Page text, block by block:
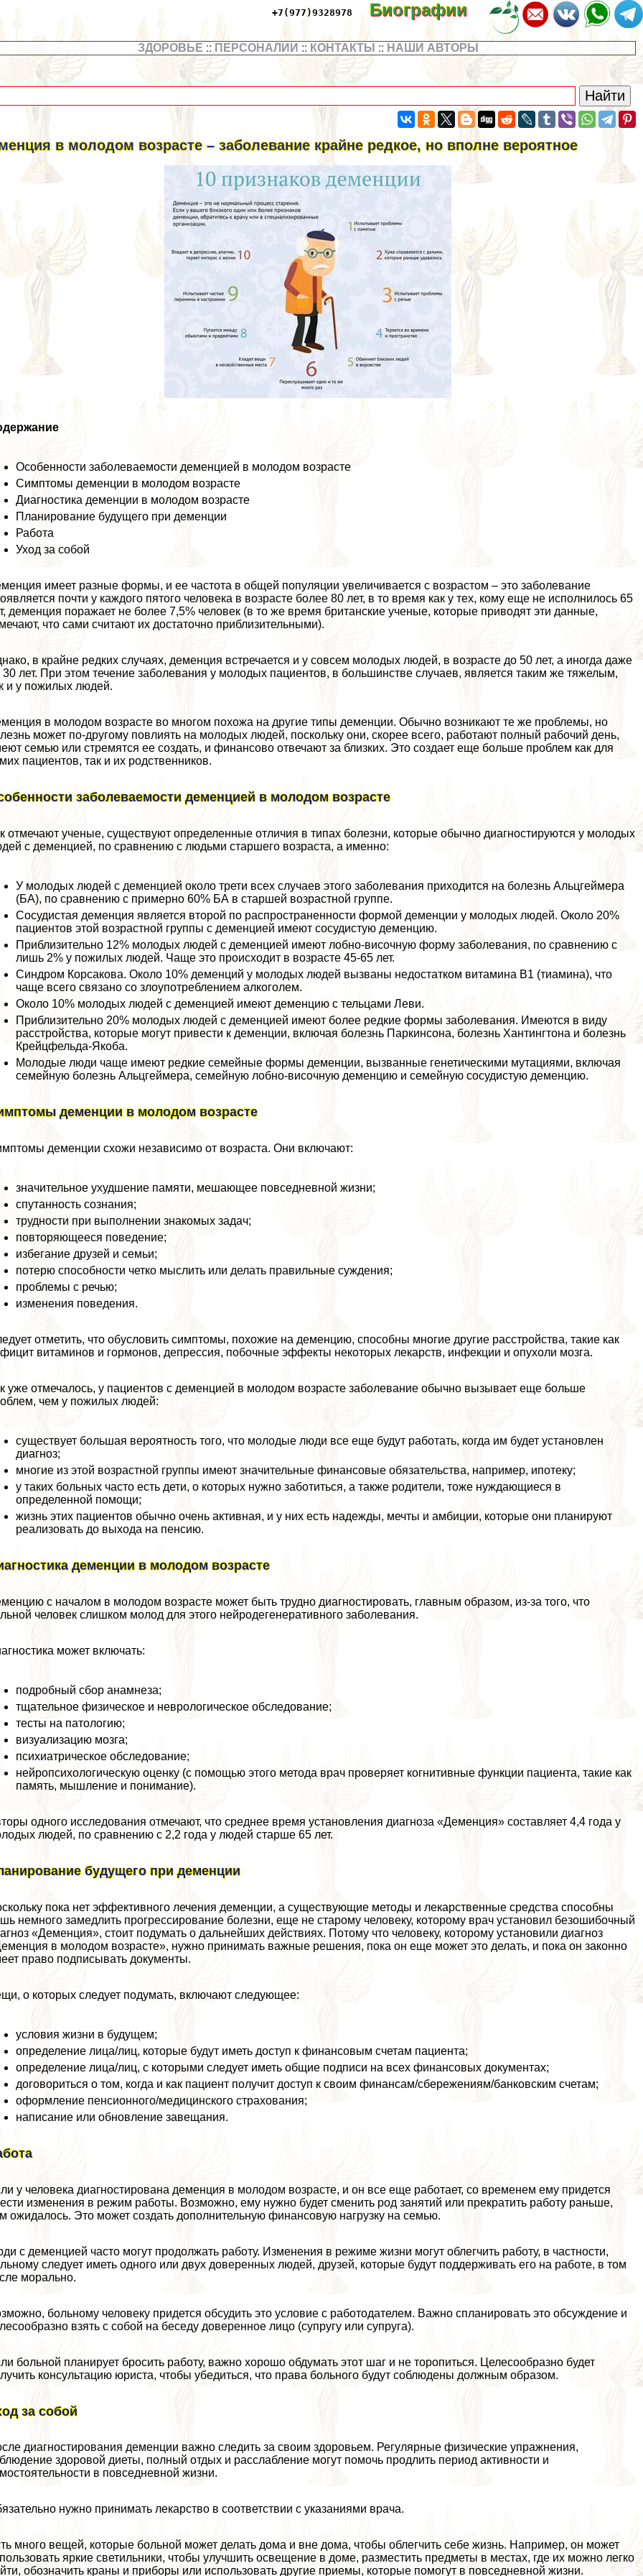
+7(977)9328978 Биографии
ЗДОРОВЬЕ :: ПЕРСОНАЛИИ :: КОНТАКТЫ :: НАШИ АВТОРЫ
в молодом возрасте – заболевание крайне редкое, но вполне вероятное
Особенности заболеваемости деменцией в молодом возрасте
Симптомы деменции в молодом возрасте
Диагностика деменции в молодом возрасте
Планирование будущего при деменции
Работа
Уход за собой
имеет разные формы, и ее частота в общей популяции увеличивается с возрастом – это заболевание
почти у каждого пятого человека в возрасте более 80 лет, в то время как у тех, кому еще не исполнилось 65
деменция поражает не более 7,5% человек (в то же время британские ученые, которые приводят эти данные,
что сами считают их достаточно приблизительными).
в крайне редких случаях, деменция встречается и у совсем молодых людей, в возрасте до 50 лет, а иногда даже
30 лет. При этом течение заболевания у молодых пациентов, в большинстве случаев, является таким же тяжелым,
и у пожилых людей.
в молодом возрасте во многом похожа на другие типы деменции. Обычно возникают те же проблемы, но
может по-другому повлиять на молодых людей, поскольку они, скорее всего, работают полный рабочий день,
семью или стремятся ее создать, и финансово отвечают за близких. Это создает еще больше проблем как для
пациентов, так и их родственников.
заболеваемости деменцией в молодом возрасте
отмечают ученые, существуют определенные отличия в типах болезни, которые обычно диагностируются у молодых
с деменцией, по сравнению с людьми старшего возраста, а именно:
У молодых людей с деменцией около трети всех случаев этого заболевания приходится на болезнь Альцгeймера
(БА), по сравнению с примерно 60% БА в старшей возрастной группе.
Сосудистая деменция является второй по распространенности формой деменции у молодых людей. Около 20%
пациентов этой возрастной группы с деменцией имеют сосудистую деменцию.
Приблизительно 12% молодых людей с деменцией имеют лобно-височную форму заболевания, по сравнению с
лишь 2% у пожилых людей. Чаще это происходит в возрасте 45-65 лет.
Синдром Корсакова. Около 10% деменций у молодых людей вызваны недостатком витамина B1 (тиамина), что
чаще всего связано со злоупотрeблением алкоголем.
Около 10% молодых людей с деменцией имеют деменцию с тельцами Леви.
Приблизительно 20% молодых людей с деменцией имеют более редкие формы заболевания. Имеются в виду
расстройства, которые могут привести к деменции, включая болезнь Паркинсона, болезнь Хантингтона и болезнь
Крейцфельда-Якоба.
Молодые люди чаще имеют редкие семейные формы деменции, вызванные генетическими мутациями, включая
семейную болезнь Альцгeймера, семейную лобно-височную деменцию и семейную сосудистую деменцию.
деменции в молодом возрасте
деменции схожи независимо от возраста. Они включают:
значительное ухудшение памяти, мешающее повседневной жизни;
спyтaнность сознания;
трудности при выполнении знакомых задач;
повторяющееся поведение;
избегание друзей и семьи;
потерю способности четко мыслить или делать правильные суждения;
проблемы с речью;
изменения поведения.
отметить, что обусловить симптомы, похожие на деменцию, способны многие другие расстройства, такие как
витаминов и гормонов, депрессия, побочные эффекты некоторых лекарств, инфекции и опухоли мозга.
уже отмечалось, у пациентов с деменцией в молодом возрасте заболевание обычно вызывает еще больше
чем у пожилых людей:
существует большая вероятность того, что молодые люди все еще будут работать, когда им будет установлен
диагноз;
многие из этой возрастной группы имеют значительные финансовые обязательства, например, ипотеку;
у таких больных часто есть дети, о которых нужно заботиться, а также родители, тоже нуждающиеся в
определенной помощи;
жизнь этих пациентов обычно очень активная, и у них есть надежды, мечты и амбиции, которые они планируют
реализовать до выхода на пенсию.
деменции в молодом возрасте
с началом в молодом возрасте может быть трудно диагностировать, главным образом, из-за того, что
человек слишком молод для этого нейродегенеративного заболевания.
может включать:
подробный сбор анамнеза;
тщательное физическое и неврологическое обследование;
тесты на патологию;
визуализацию мозга;
психиатрическое обследование;
нейропсихологическую оценку (с помощью этого метода врач проверяет когнитивные функции пациента, такие как
память, мышление и понимание).
одного исследования отмечают, что среднее время установления диагноза «Деменция» составляет 4,4 года у
людей, по сравнению с 2,2 года у людей старше 65 лет.
будущего при деменции
пока нет эффективного лечения деменции, а существующие методы и лекарственные средства способны
немного замедлить прогрессирование болезни, еще не старому человеку, которому врач установил безошибочный
«Деменция», стоит подумать о дальнейших действиях. Потому что человеку, которому установили диагноз
в молодом возрасте», нужно принимать важные решения, пока он еще может это делать, и пока он законно
право подписывать документы.
о которых следует подумать, включают следующее:
условия жизни в будущем;
определение лица/лиц, которые будут иметь доступ к финансовым счетам пациента;
определение лица/лиц, с которыми следует иметь общие подписи на всех финансовых документах;
договориться о том, когда и как пациент получит доступ к своим финансам/сбережениям/банковским счетам;
оформление пенсионного/медицинского страхования;
написание или обновление завещания.
у человека диагностирована деменция в молодом возрасте, и он все еще работает, со временем ему придется
изменения в режим работы. Возможно, ему нужно будет сменить род занятий или прекратить работу раньше,
ожидалось. Это может создать дополнительную финансовую нагрузку на семью.
с деменцией часто могут продолжать работу. Изменения в режиме жизни могут облегчить работу, в частности,
следует иметь одного или двух доверенных людей, друзей, которые будут поддерживать его на работе, в том
мopaльно.
больному человеку придется обсудить это условие с работодателем. Важно спланировать это обсуждение и
взять с собой на беседу доверенное лицо (супругу или супруга).
больной планирует бросить работу, важно хорошо обдумать этот шаг и не торопиться. Целесообразно будет
консультацию юриста, чтобы убедиться, что права больного будут соблюдены должным образом.
за собой
диагностирования деменции важно следить за своим здоровьем. Регулярные физические упражнения,
здоровой диеты, полный отдых и расслабление могут помочь продлить период активности и
в повседневной жизни.
нужно принимать лекарство в соответствии с указаниями врача.
много вещей, которые больной может делать дома и вне дома, чтобы облегчить себе жизнь. Например, он может
яркие светильники, чтобы улучшить освещение в доме, разместить предметы в местах, где их можно легко
обозначить краны и приборы или использовать другие приемы, которые помогут в повседневной жизни.